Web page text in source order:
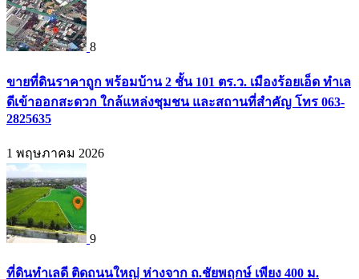
8
ขายที่ดินราคาถูก พร้อมบ้าน 2 ชั้น 101 ตร.ว. เมืองร้อยเอ็ด ทำเล
ดีเข้าออกสะดวก ใกล้แหล่งชุมชน และสถานที่สำคัญ โทร 063-
2825635
1 พฤษภาคม 2026
9
ที่ดินทำเลดี ติดถนนใหญ่ ห่างจาก ถ.ชัยพฤกษ์ เพียง 400 ม.